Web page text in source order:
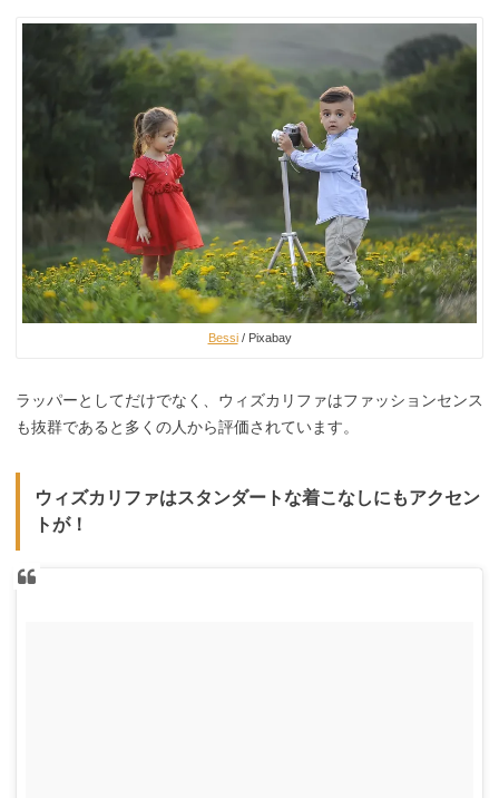
Bessi/ Pixabay
ラッパーとしてだけでなく、ウィズカリファはファッションセンス
も抜群であると多くの人から評価されています。
ウィズカリファはスタンダートな着こなしにもアクセン
トが！